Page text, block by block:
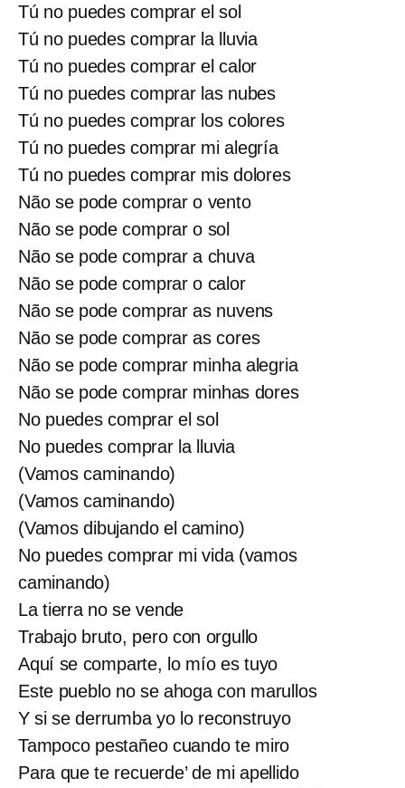
Tú no puedes comprar el sol
Tú no puedes comprar la lluvia
Tú no puedes comprar el calor
Tú no puedes comprar las nubes
Tú no puedes comprar los colores
Tú no puedes comprar mi alegría
Tú no puedes comprar mis dolores
Não se pode comprar o vento
Não se pode comprar o sol
Não se pode comprar a chuva
Não se pode comprar o calor
Não se pode comprar as nuvens
Não se pode comprar as cores
Não se pode comprar minha alegria
Não se pode comprar minhas dores
No puedes comprar el sol
No puedes comprar la lluvia
(Vamos caminando)
(Vamos caminando)
(Vamos dibujando el camino)
No puedes comprar mi vida (vamos
caminando)
La tierra no se vende
Trabajo bruto, pero con orgullo
Aquí se comparte, lo mío es tuyo
Este pueblo no se ahoga con marullos
Y si se derrumba yo lo reconstruyo
Tampoco pestañeo cuando te miro
Para que te recuerde’ de mi apellido